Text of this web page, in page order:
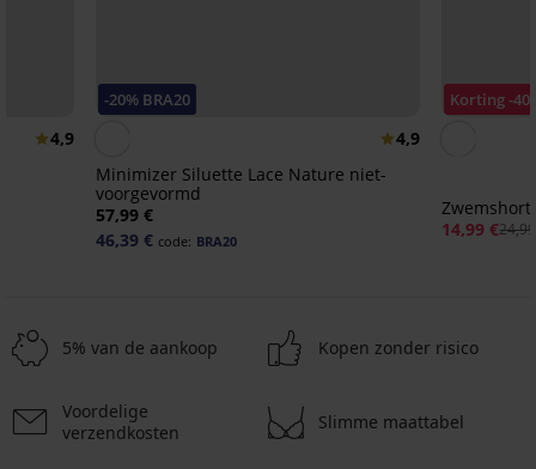
4,9
-20% BRA20
4,9
Minimizer Siluette Lace Nature niet-
voorgevormd
57,99 €
46,39 € code: BRA20
Korting -
Zwemshort
14,99 €
5% van de aankoop Kopen zonder risico
Voordelige
verzendkosten
Slimme maattabel